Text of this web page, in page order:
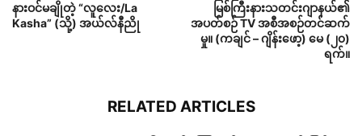
နားဝင်မချိုတဲ့ “လူလေး/La
Kasha” (သို့) အယ်လ်နီညို
မြစ်ကြီးနားသတင်းဂျာနယ်၏
အပတ်စဉ် TV အစီအစဉ်တင်ဆက်
မှု။ (ကချင် – ဂျိန်းဖော့) မေ (၂၀)
ရက်။
RELATED ARTICLES